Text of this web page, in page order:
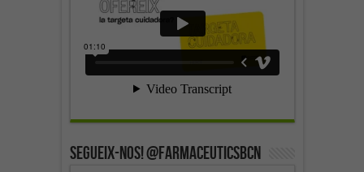
SEGUEIX-NOS! @farmaceuticsbcn